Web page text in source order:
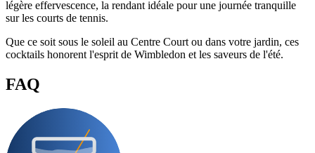
légère effervescence, la rendant idéale pour une journée tranquille
sur les courts de tennis.
Que ce soit sous le soleil au Centre Court ou dans votre jardin, ces
cocktails honorent l'esprit de Wimbledon et les saveurs de l'été.
FAQ